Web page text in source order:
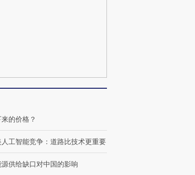
的价格？
工智能竞争：道路比技术更重要
供给缺口对中国的影响